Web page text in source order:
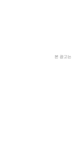
본 광고